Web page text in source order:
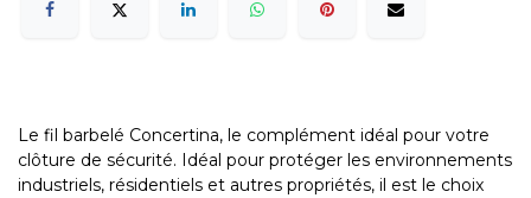
Le fil barbelé Concertina, le complément idéal pour votre
clôture de sécurité. Idéal pour protéger les environnements
industriels, résidentiels et autres propriétés, il est le choix